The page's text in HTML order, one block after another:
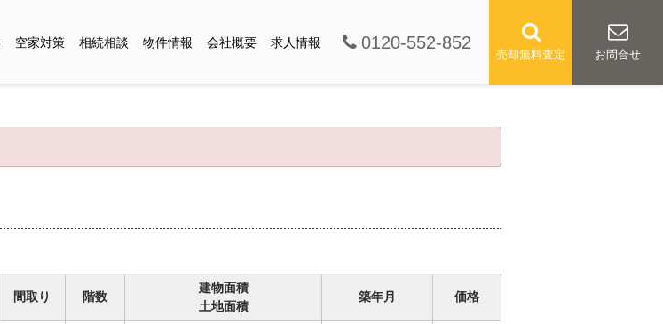
空家対策 相続相談 物件情報 会社概要 求人情報 0120-552-852
売却無料査定 お問合せ
間取り 階数
建物面積
土地面積
築年月 価格